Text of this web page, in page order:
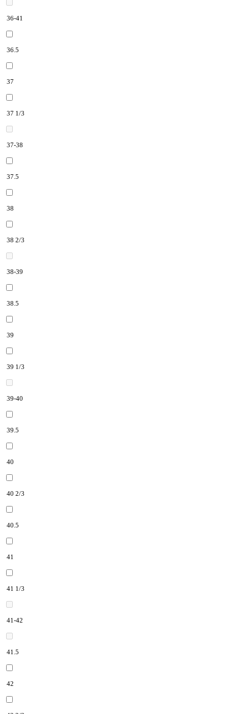
36-41
36.5
37
37 1/3
37-38
37.5
38
38 2/3
38-39
38.5
39
39 1/3
39-40
39.5
40
40 2/3
40.5
41
41 1/3
41-42
41.5
42